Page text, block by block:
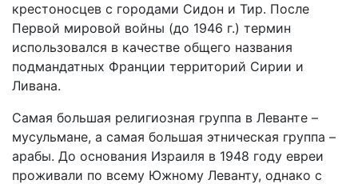
крестоносцев с городами Сидон и Тир. После
Первой мировой войны (до 1946 г.) термин
использовался в качестве общего названия
подмандатных Франции территорий Сирии и
Ливана.
Самая большая религиозная группа в Леванте –
мусульмане, а самая большая этническая группа –
арабы. До основания Израиля в 1948 году евреи
проживали по всему Южному Леванту, однако с